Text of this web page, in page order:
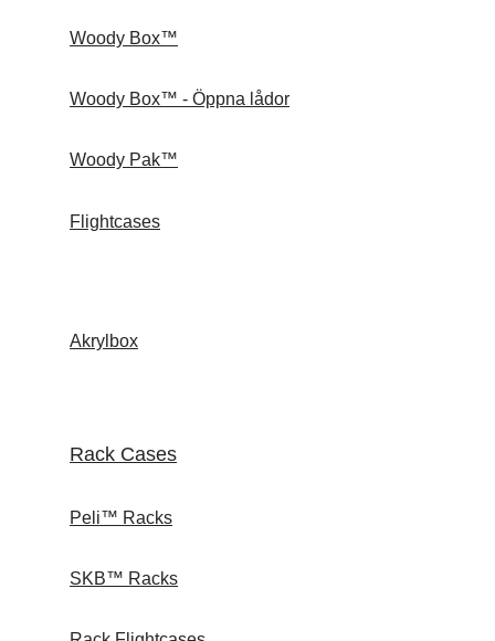
Woody Box™
Woody Box™ - Öppna lådor
Woody Pak™
Flightcases
Akrylbox
Rack Cases
Peli™ Racks
SKB™ Racks